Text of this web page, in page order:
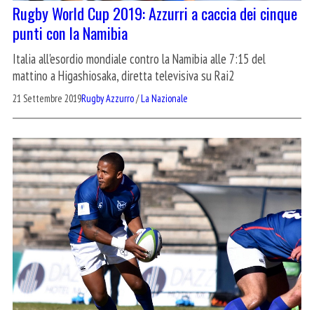
Rugby World Cup 2019: Azzurri a caccia dei cinque
punti con la Namibia
Italia all'esordio mondiale contro la Namibia alle 7:15 del
mattino a Higashiosaka, diretta televisiva su Rai2
21 Settembre 2019Rugby Azzurro/La Nazionale